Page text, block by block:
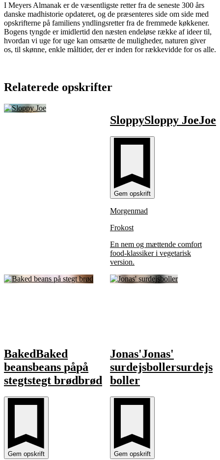
I Meyers Almanak er de væsentligste retter fra de seneste 300 års
danske madhistorie opdateret, og de præsenteres side om side med
opskrifterne på familiens yndlingsretter fra de fremmede køkkener.
Bogens tyngde er imidlertid den næsten endeløse række af ideer til,
hvordan vi uge for uge kan omsætte de muligheder, naturen giver
os, til skønne, enkle måltider, der er inden for rækkevidde for os alle.
Relaterede opskrifter
SloppySloppy JoeJoe
Gem opskrift
Morgenmad
Frokost
En nem og mættende comfort
food-klassiker i vegetarisk
version.
BakedBaked
beansbeans påpå
stegtstegt brødbrød
Gem opskrift
Jonas'Jonas'
surdejsbollersurdejs
boller
Gem opskrift